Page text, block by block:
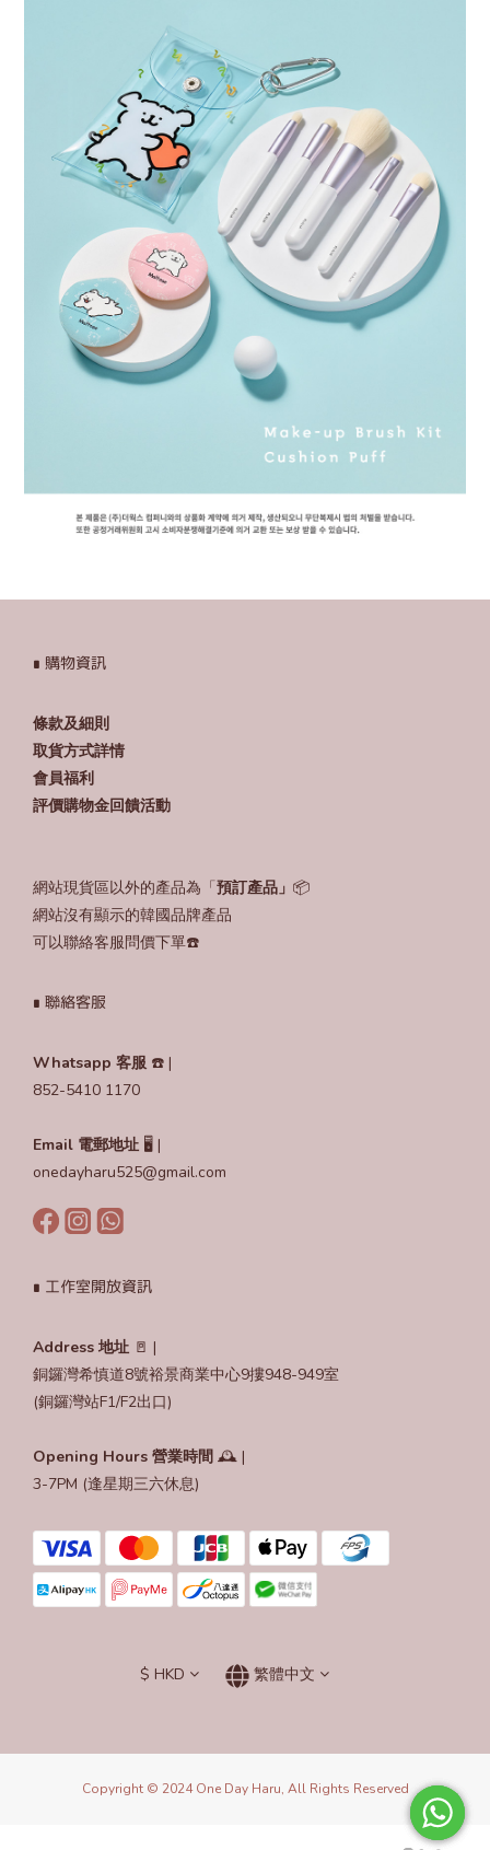
∎ 購物資訊
條款及細則
取貨方式詳情
會員福利
評價購物金回饋活動
網站現貨區以外的產品為「預訂產品」 📦
網站沒有顯示的韓國品牌產品
可以聯絡客服問價下單☎️
∎ 聯絡客服
Whatsapp 客服 ☎️ |
852-5410 1170
Email 電郵地址 🖥️ |
onedayharu525@gmail.com
∎ 工作室開放資訊
Address 地址 🚪 |
銅鑼灣希慎道8號裕景商業中心9摟948-949室
(銅鑼灣站F1/F2出口)
Opening Hours 營業時間 🕰️ |
3-7PM (逢星期三六休息)
$ HKD 繁體中文
Copyright © 2024 One Day Haru, All Rights Reserved